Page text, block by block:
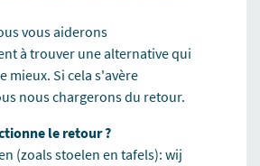
vous aiderons
à trouver une alternative qui
mieux. Si cela s'avère
nous chargerons du retour.
le retour ?
(zoals stoelen en tafels): wij